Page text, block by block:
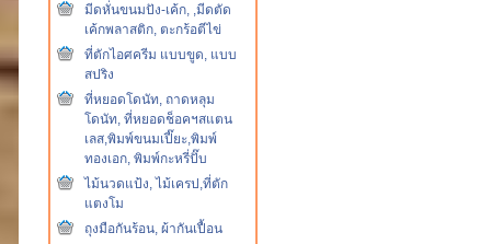
มีดหั่นขนมปัง-เค้ก, ,มีดตัด
เค้กพลาสติก, ตะกร้อตีไข่
ที่ตักไอศครีม แบบขูด, แบบ
สปริง
ที่หยอดโดนัท, ถาดหลุม
โดนัท, ที่หยอดช็อคฯสแตน
เลส,พิมพ์ขนมเปี๊ยะ,พิมพ์
ทองเอก, พิมพ์กะหรี่ปั๊บ
ไม้นวดแป้ง, ไม้เครป,ที่ตัก
แตงโม
ถุงมือกันร้อน, ผ้ากันเปื้อน